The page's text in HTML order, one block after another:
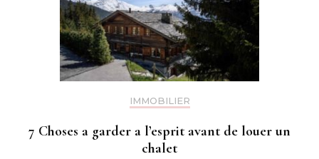
IMMOBILIER
7 Choses a garder a l’esprit avant de louer un
chalet